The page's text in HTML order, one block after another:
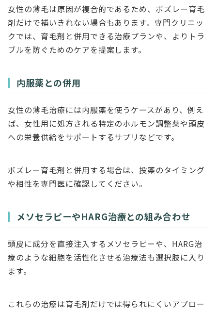
女性の薄毛は原因が複合的であるため、ボズレー育毛
剤だけで補いきれない場合もあります。専門クリニッ
クでは、育毛剤と併用できる治療プランや、よりトラ
ブルを防ぐためのケアを提案します。
内服薬との併用
女性の薄毛治療には内服薬を使うケースがあり、例え
ば、女性用に処方される特定のホルモン調整薬や頭皮
への栄養供給をサポートするサプリなどです。
ボズレー育毛剤と併用する場合は、投薬のタイミング
や相性を専門医に確認してください。
メソセラピーやHARG治療との組み合わせ
頭皮に成分を直接注入するメソセラピーや、HARG治
療のような細胞を活性化させる治療法も選択肢に入り
ます。
これらの治療は育毛剤だけでは得られにくいアプロー